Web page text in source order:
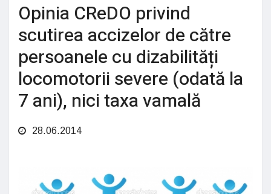
Opinia CReDO privind
scutirea accizelor de către
persoanele cu dizabilități
locomotorii severe (odată la
7 ani), nici taxa vamală
28.06.2014